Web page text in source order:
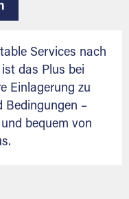
Services nach
das Plus bei
Einlagerung zu
Bedingungen –
bequem von